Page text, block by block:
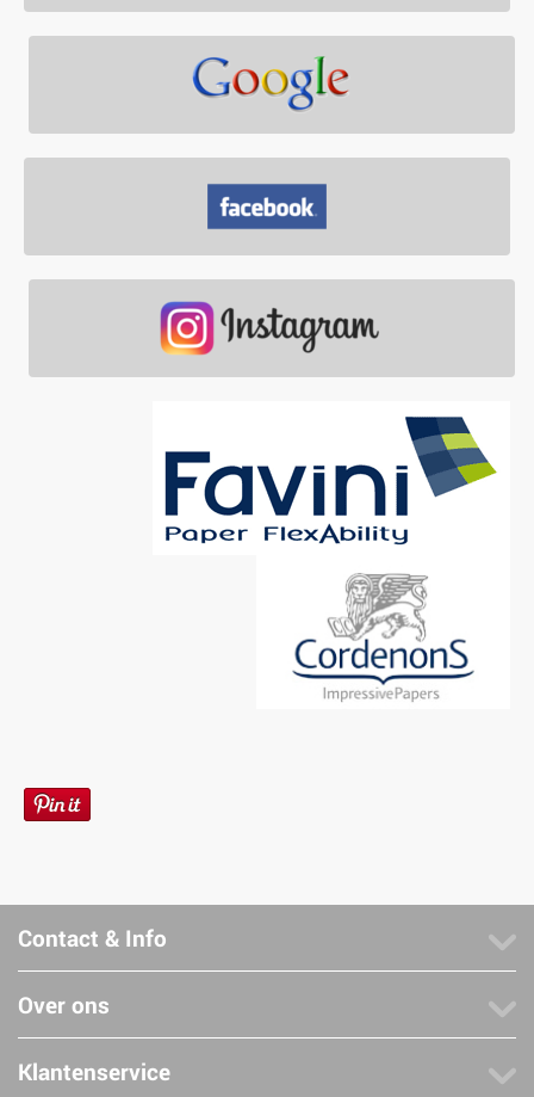
Contact & Info
Over ons
Klantenservice